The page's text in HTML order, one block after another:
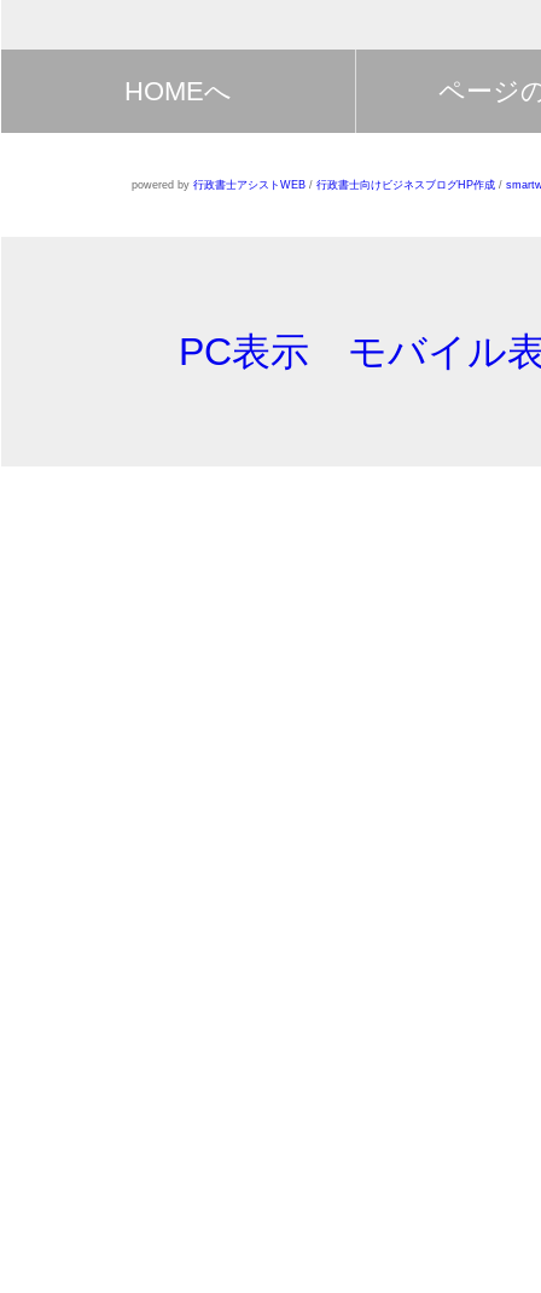
HOMEへ ページ
powered by 行政書士アシストWEB/ 行政書士向けビジネスブログHP作成/
PC表示 モバイル